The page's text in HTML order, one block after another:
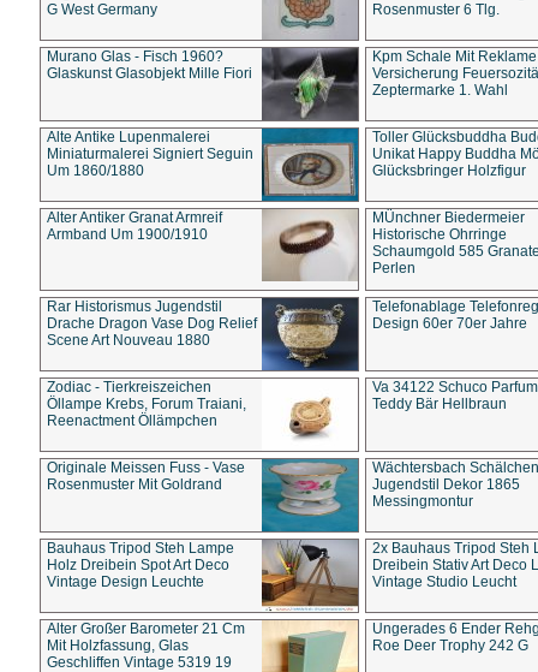
G West Germany
Rosenmuster 6 Tlg.
Murano Glas - Fisch 1960?
Glaskunst Glasobjekt Mille Fiori
Kpm Schale Mit Reklame
Versicherung
Zeptermarke 1. Wahl
Alte Antike Lupenmalerei
Miniaturmalerei Signiert Seguin
Um 1860/1880
Toller Glücksbuddha
Unikat Happy Buddha
Glücksbringer Holzfigur
Alter Antiker Granat Armreif
Armband Um 1900/1910
MÜnchner Biedermeier
Historische Ohrringe
Schaumgold 585
Perlen
Rar Historismus Jugendstil
Drache Dragon Vase Dog Relief
Scene Art Nouveau 1880
Telefonablage
Design 60er 70er Jahre
Zodiac - Tierkreiszeichen
Öllampe Krebs, Forum Traiani,
Reenactment Öllämpchen
Va 34122 Schuco
Teddy Bär Hellbraun
Originale Meissen Fuss - Vase
Rosenmuster Mit Goldrand
Wächtersbach Schälchen
Jugendstil Dekor 1865
Messingmontur
Bauhaus Tripod Steh Lampe
Holz Dreibein Spot Art Deco
Vintage Design Leuchte
2x Bauhaus Tripod Steh
Dreibein Stativ Art Deco
Vintage Studio Leucht
Alter Großer Barometer 21 Cm
Mit Holzfassung, Glas
Geschliffen Vintage 5319 19
Ungerades 6 Ender
Roe Deer Trophy 242 G